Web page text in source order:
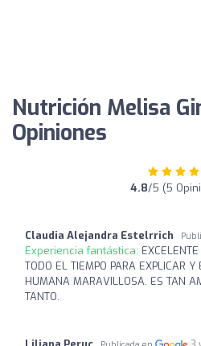
Nutrición Melisa
Opiniones
4.8/5 (5
Claudia Alejandra Estelrrich
Experiencia fantástica:
TODO EL TIEMPO PARA EXPLICAR Y
HUMANA MARAVILLOSA. ES TAN
TANTO.